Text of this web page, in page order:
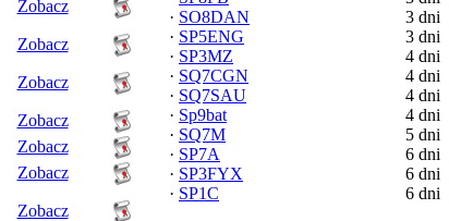
Zobacz
Zobacz
Zobacz
Zobacz
Zobacz
Zobacz
Zobacz
· SO8DAN
3 dni
· SP5ENG
3 dni
· SP3MZ
4 dni
· SQ7CGN
4 dni
· SQ7SAU
4 dni
· Sp9bat
4 dni
· SQ7M
5 dni
· SP7A
6 dni
· SP3FYX
6 dni
· SP1C 6 dni